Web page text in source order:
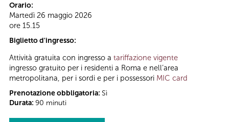
Orario:
Martedì 26 maggio 2026
ore 15.15
Biglietto d'ingresso:
Attività gratuita con ingresso a tariffazione vigente
ingresso gratuito per i residenti a Roma e nell’area
metropolitana, per i sordi e per i possessori MIC card
Prenotazione obbligatoria: Sì
Durata: 90 minuti